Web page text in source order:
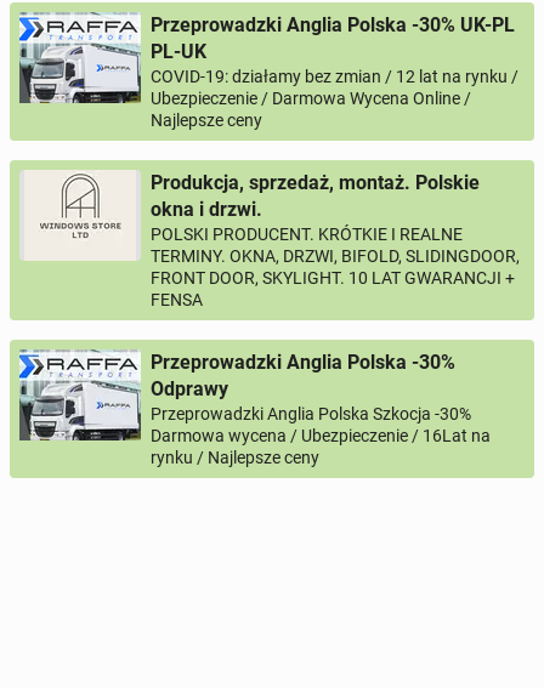
Przeprowadzki Anglia Polska -30% UK-PL
PL-UK
COVID-19: działamy bez zmian / 12 lat na rynku /
Ubezpieczenie / Darmowa Wycena Online /
Najlepsze ceny
Produkcja, sprzedaż, montaż. Polskie
okna i drzwi.
POLSKI PRODUCENT. KRÓTKIE I REALNE
TERMINY. OKNA, DRZWI, BIFOLD, SLIDINGDOOR,
FRONT DOOR, SKYLIGHT. 10 LAT GWARANCJI +
FENSA
Przeprowadzki Anglia Polska -30%
Odprawy
Przeprowadzki Anglia Polska Szkocja -30%
Darmowa wycena / Ubezpieczenie / 16Lat na
rynku / Najlepsze ceny